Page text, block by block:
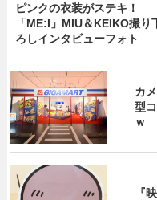
ピンクの衣装がステキ！
「ME:I」MIU＆KEIKO撮り
ろしインタビューフォト
カ
型
ｗ
『